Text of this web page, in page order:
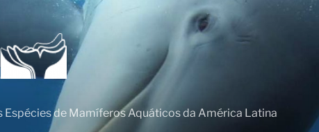
Espécies de Mamíferos Aquáticos da América Latina